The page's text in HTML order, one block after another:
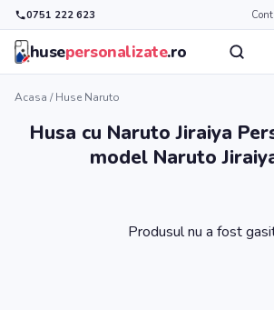
0751 222 623
husepersonalizate.ro
Acasa /Huse Naruto
Husa cu Naruto Jiraiya
model Naruto
Produsul nu a fost